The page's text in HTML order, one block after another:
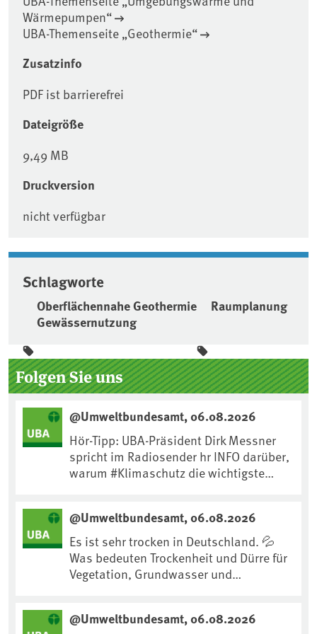
Wärmepumpen“
UBA-Themenseite „Geothermie“
Zusatzinfo
PDF ist barrierefrei
Dateigröße
9,49 MB
Druckversion
nicht verfügbar
Schlagworte
Oberflächennahe Geothermie
Raumplanung
Gewässernutzung
Seitenleiste
Folgen Sie uns
@Umweltbundesamt, 06.08.2026
Hör-Tipp: UBA-Präsident Dirk Messner
spricht im Radiosender hr INFO darüber,
warum #Klimaschutz die wichtigste
https://www.ardsounds.de/episode/urn
:ard:episode:0e7cf1c4b819c26d/
@Umweltbundesamt, 06.08.2026
Es ist sehr trocken in Deutschland. 💦
Was bedeuten Trockenheit und Dürre für
Vegetation, Grundwasser und
anpassen?🤔Antworten auf diese und
@Umweltbundesamt, 06.08.2026